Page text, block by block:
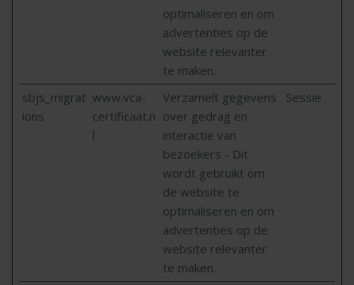
optimaliseren en om
advertenties op de
website relevanter
te maken.
sbjs_migrat
ions
www.vca-
certificaat.n
l
Verzamelt gegevens
over gedrag en
interactie van
bezoekers - Dit
wordt gebruikt om
de website te
optimaliseren en om
advertenties op de
website relevanter
te maken.
Sessie